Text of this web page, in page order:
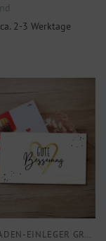
2-3 Werktage
SCHOKOLADEN-EINLEGER GROSS